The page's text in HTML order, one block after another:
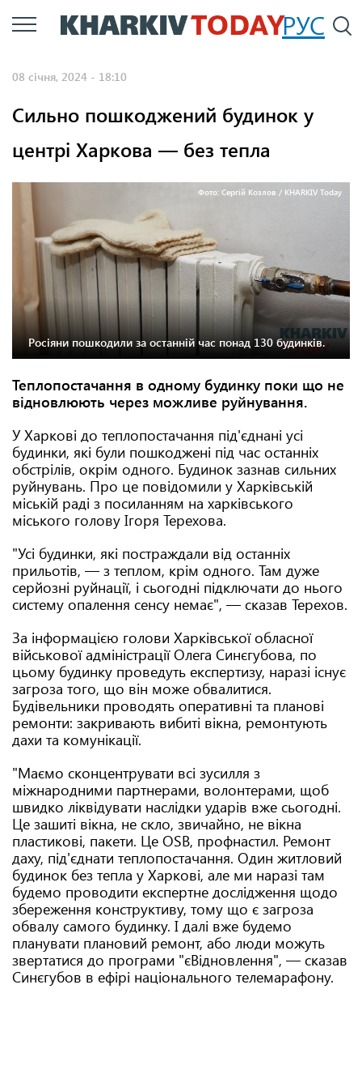
Перейти
до
РУС
08 січня, 2024 - 18:10
Сильно пошкоджений будинок у
центрі Харкова — без тепла
Фото: Сергій Козлов / KHARKIV Today
Росіяни пошкодили за останній час понад 130 будинків.
Теплопостачання в одному будинку поки що не
відновлюють через можливе руйнування.
У Харкові до теплопостачання під'єднані усі
будинки, які були пошкоджені під час останніх
обстрілів, окрім одного. Будинок зазнав сильних
руйнувань. Про це повідомили у Харківській
міській раді з посиланням на харківського
міського голову Ігоря Терехова.
"Усі будинки, які постраждали від останніх
прильотів, — з теплом, крім одного. Там дуже
серйозні руйнації, і сьогодні підключати до нього
систему опалення сенсу немає", — сказав Терехов.
За інформацією голови Харківської обласної
військової адміністрації Олега Синєгубова, по
цьому будинку проведуть експертизу, наразі існує
загроза того, що він може обвалитися.
Будівельники проводять оперативні та планові
ремонти: закривають вибиті вікна, ремонтують
дахи та комунікації.
"Маємо сконцентрувати всі зусилля з
міжнародними партнерами, волонтерами, щоб
швидко ліквідувати наслідки ударів вже сьогодні.
Це зашиті вікна, не скло, звичайно, не вікна
пластикові, пакети. Це OSB, профнастил. Ремонт
даху, під'єднати теплопостачання. Один житловий
будинок без тепла у Харкові, але ми наразі там
будемо проводити експертне дослідження щодо
збереження конструктиву, тому що є загроза
обвалу самого будинку. І далі вже будемо
планувати плановий ремонт, або люди можуть
звертатися до програми "єВідновлення", — сказав
Синєгубов в ефірі національного телемарафону.